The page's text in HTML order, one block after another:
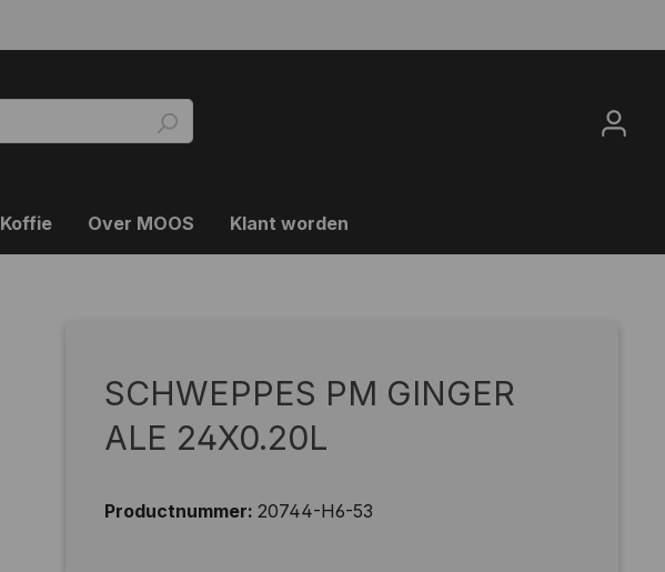
Koffie Over MOOS Klant worden
SCHWEPPES PM GINGER
ALE 24X0.20L
Productnummer: 20744-H6-53